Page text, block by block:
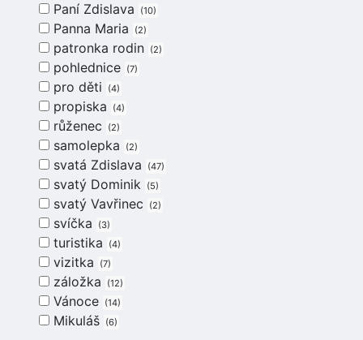
Paní Zdislava 10
Panna Maria 2
patronka rodin 2
pohlednice 7
pro děti 4
propiska 4
růženec 2
samolepka 2
svatá Zdislava 47
svatý Dominik 5
svatý Vavřinec 2
svíčka 3
turistika 4
vizitka 7
záložka 12
Vánoce 14
Mikuláš 6